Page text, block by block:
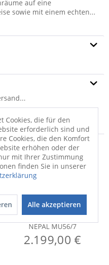
auf eine
sowie mit einem echten...
Teppich
NEPAL MU56/7
2.199,00 €
Cookies, die für den
erforderlich sind und
Cookies, die den Komfort
erhöhen oder der
mit Ihrer Zustimmung
finden Sie in unserer
Alle akzeptieren